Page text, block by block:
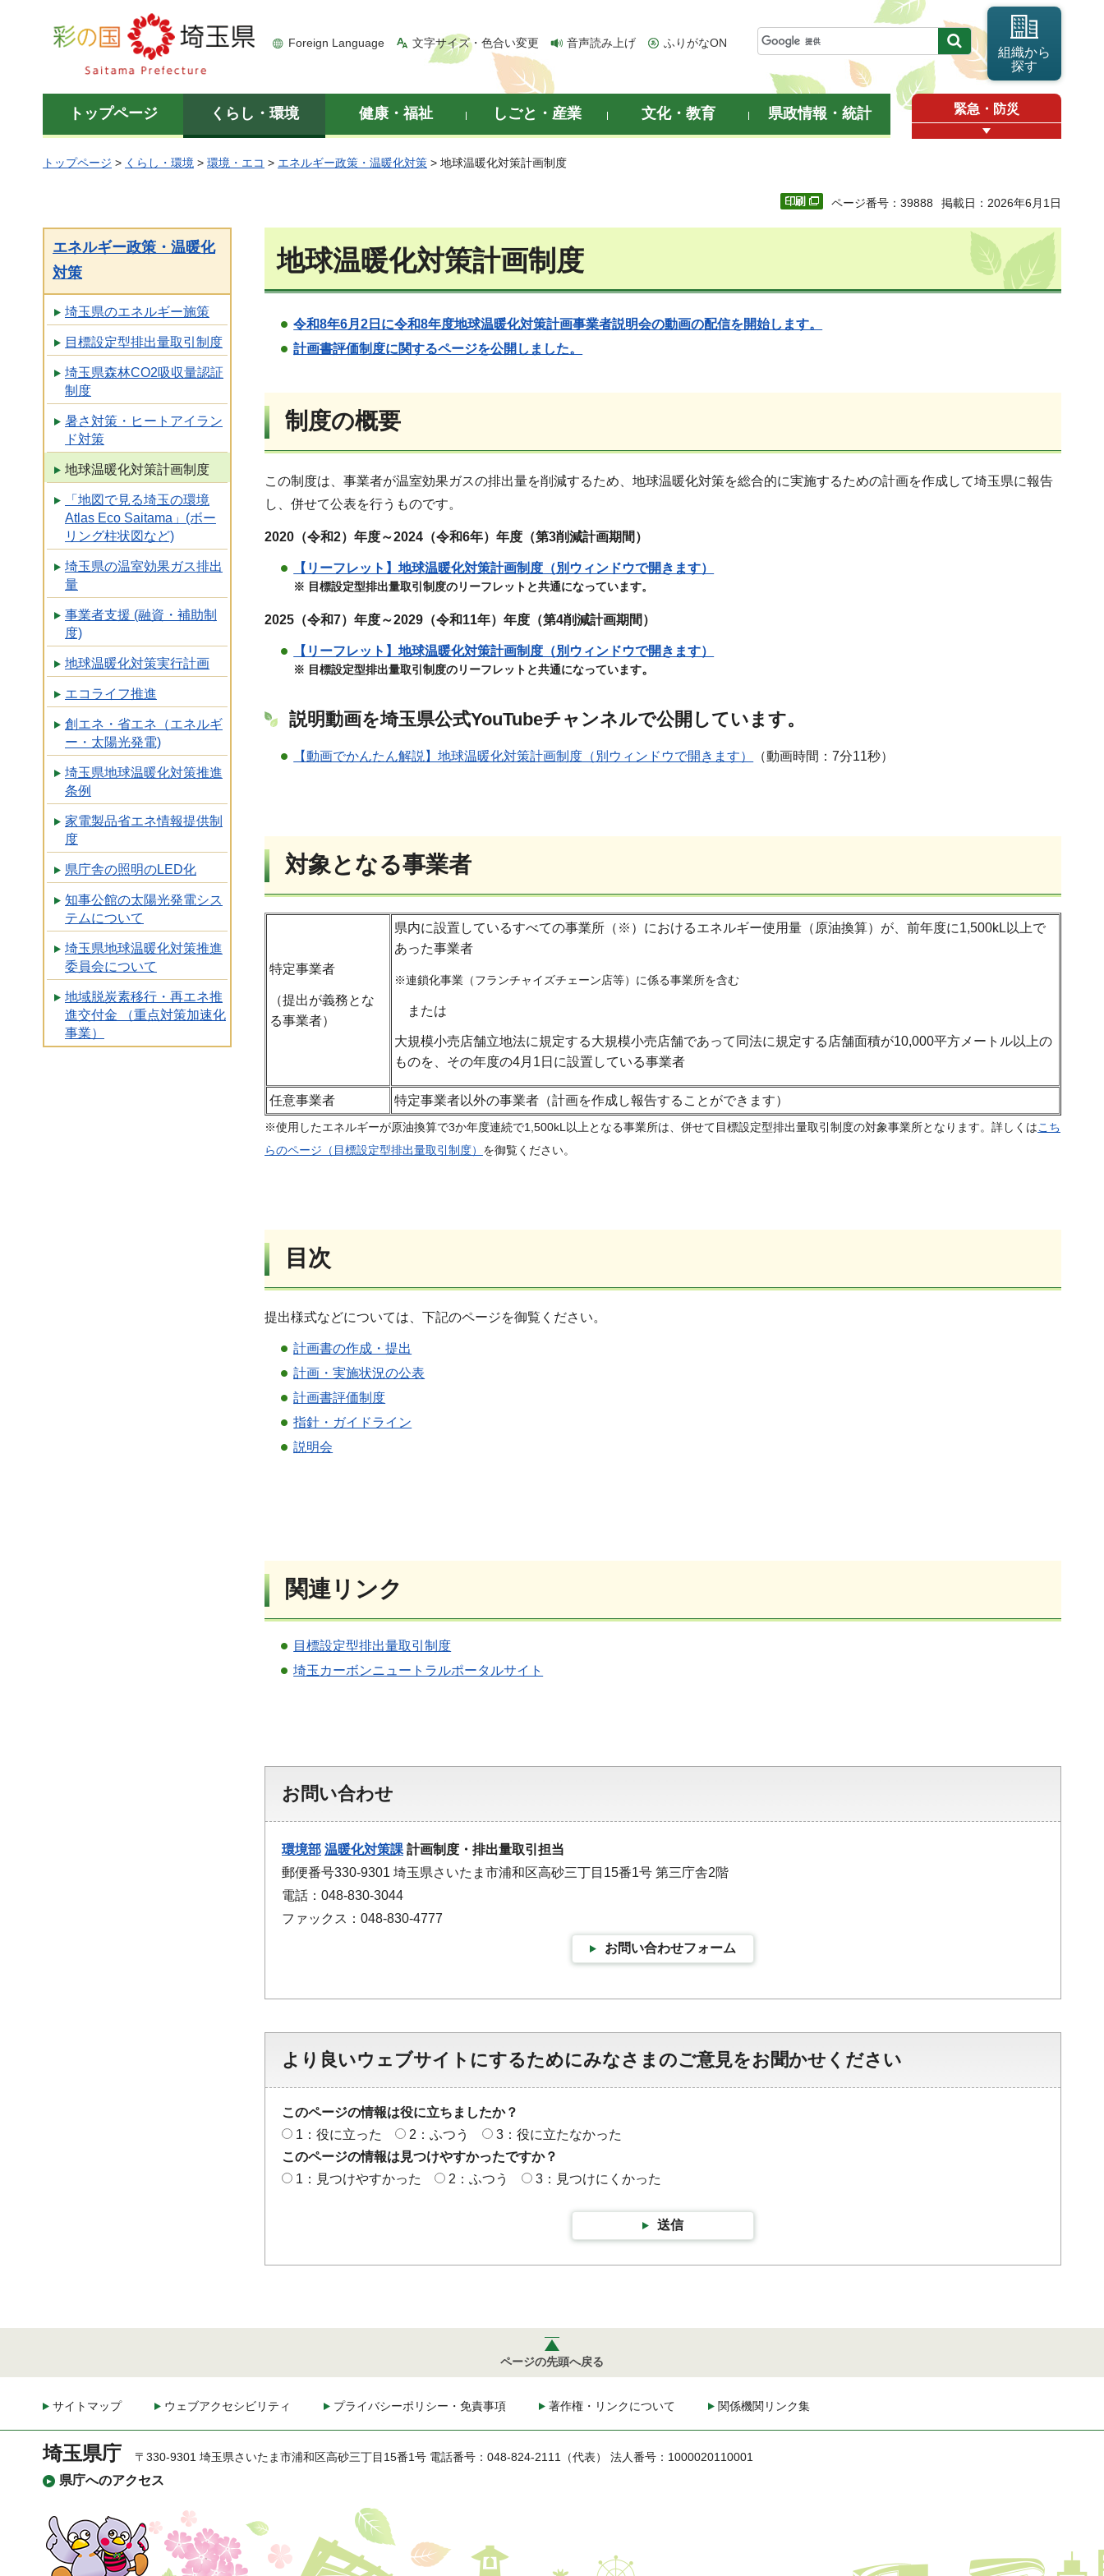
彩の国 埼玉県
Foreign Language 文字サイズ・色合い変更 音声読み上げ ふりがなON
組織から
探す
トップページ くらし・環境 健康・福祉 しごと・産業 文化・教育 県政情報・統計 緊急・防災
トップページ > くらし・環境 > 環境・エコ > エネルギー政策・温暖化対策 > 地球温暖化対策計画制度
ページ番号：39888 掲載日：2026年6月1日
エネルギー政策・温暖化
対策
埼玉県のエネルギー施策
目標設定型排出量取引制度
埼玉県森林CO2吸収量認証
制度
暑さ対策・ヒートアイラン
ド対策
地球温暖化対策計画制度
「地図で見る埼玉の環境
Atlas Eco Saitama」(ボー
リング柱状図など)
埼玉県の温室効果ガス排出
量
事業者支援 (融資・補助制
度)
地球温暖化対策実行計画
エコライフ推進
創エネ・省エネ（エネルギ
ー・太陽光発電)
埼玉県地球温暖化対策推進
条例
家電製品省エネ情報提供制
度
県庁舎の照明のLED化
知事公館の太陽光発電シス
テムについて
埼玉県地球温暖化対策推進
委員会について
地域脱炭素移行・再エネ推
進交付金 （重点対策加速化
事業）
地球温暖化対策計画制度
令和8年6月2日に令和8年度地球温暖化対策計画事業者説明会の動画の配信を開始します。
計画書評価制度に関するページを公開しました。
制度の概要
この制度は、事業者が温室効果ガスの排出量を削減するため、地球温暖化対策を総合的に実施するための計画を作成して埼玉県に報告
し、併せて公表を行うものです。
2020（令和2）年度～2024（令和6年）年度（第3削減計画期間）
【リーフレット】地球温暖化対策計画制度（別ウィンドウで開きます）
※ 目標設定型排出量取引制度のリーフレットと共通になっています。
2025（令和7）年度～2029（令和11年）年度（第4削減計画期間）
【リーフレット】地球温暖化対策計画制度（別ウィンドウで開きます）
※ 目標設定型排出量取引制度のリーフレットと共通になっています。
説明動画を埼玉県公式YouTubeチャンネルで公開しています。
【動画でかんたん解説】地球温暖化対策計画制度（別ウィンドウで開きます） （動画時間：7分11秒）
対象となる事業者
特定事業者
（提出が義務とな
る事業者）
県内に設置しているすべての事業所（※）におけるエネルギー使用量（原油換算）が、前年度に1,500kL以上で
あった事業者
※連鎖化事業（フランチャイズチェーン店等）に係る事業所を含む
または
大規模小売店舗立地法に規定する大規模小売店舗であって同法に規定する店舗面積が10,000平方メートル以上の
ものを、その年度の4月1日に設置している事業者
任意事業者 特定事業者以外の事業者（計画を作成し報告することができます）
※使用したエネルギーが原油換算で3か年度連続で1,500kL以上となる事業所は、併せて目標設定型排出量取引制度の対象事業所となります。詳しくは こち
らのページ（目標設定型排出量取引制度） を御覧ください。
目次
提出様式などについては、下記のページを御覧ください。
計画書の作成・提出
計画・実施状況の公表
計画書評価制度
指針・ガイドライン
説明会
関連リンク
目標設定型排出量取引制度
埼玉カーボンニュートラルポータルサイト
お問い合わせ
環境部 温暖化対策課 計画制度・排出量取引担当
郵便番号330-9301 埼玉県さいたま市浦和区高砂三丁目15番1号 第三庁舎2階
電話：048-830-3044
ファックス：048-830-4777
お問い合わせフォーム
より良いウェブサイトにするためにみなさまのご意見をお聞かせください
このページの情報は役に立ちましたか？
1：役に立った
2：ふつう
3：役に立たなかった
このページの情報は見つけやすかったですか？
1：見つけやすかった
2：ふつう 3：見つけにくかった
送信
ページの先頭へ戻る
サイトマップ ウェブアクセシビリティ プライバシーポリシー・免責事項 著作権・リンクについて 関係機関リンク集
埼玉県庁
県庁へのアクセス
〒330-9301 埼玉県さいたま市浦和区高砂三丁目15番1号 電話番号：048-824-2111（代表） 法人番号：1000020110001